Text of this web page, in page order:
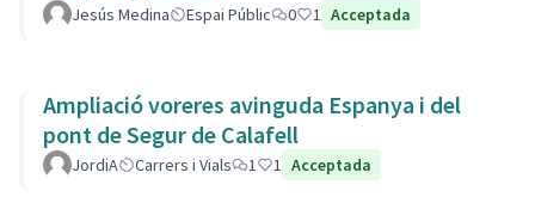
Jesús Medina Espai Públic 0 1 Acceptada
Ampliació voreres avinguda Espanya i del
pont de Segur de Calafell
JordiA Carrers i Vials 1 1 Acceptada